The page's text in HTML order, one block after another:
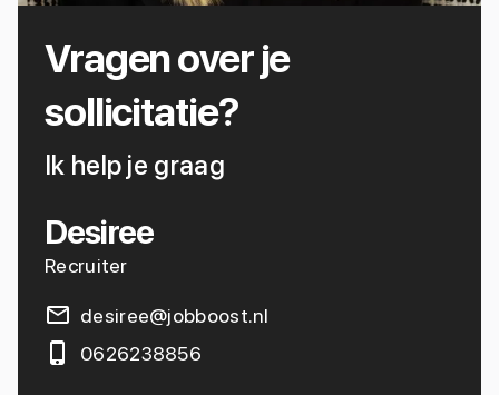
Vragen over je
sollicitatie?
Ik help je graag
Desiree
Recruiter
desiree@jobboost.nl
0626238856